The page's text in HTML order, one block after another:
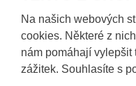
Na našich webových
cookies. Některé z
nám pomáhají vylepšit
zážitek. Souhlasíte s